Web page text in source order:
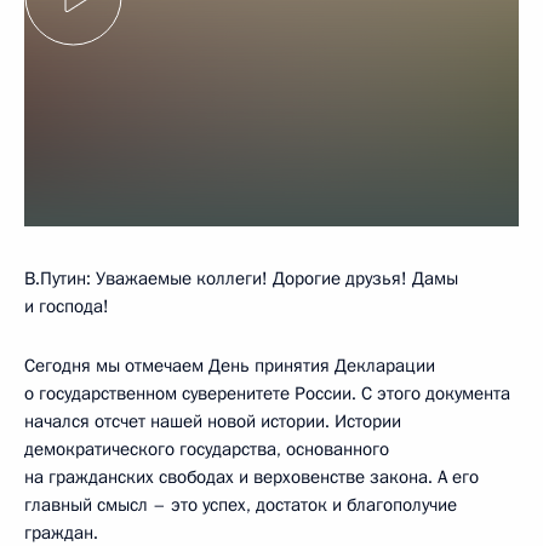
В.Путин: Уважаемые коллеги! Дорогие друзья! Дамы
и господа!
Сегодня мы отмечаем День принятия Декларации
о государственном суверенитете России. С этого документа
начался отсчет нашей новой истории. Истории
демократического государства, основанного
на гражданских свободах и верховенстве закона. А его
главный смысл – это успех, достаток и благополучие
граждан.